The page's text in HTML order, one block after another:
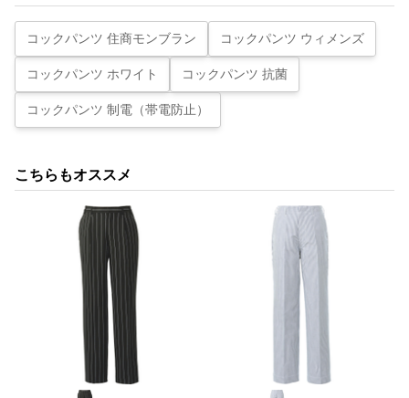
コックパンツ 住商モンブラン コックパンツ ウィメンズ
コックパンツ ホワイト コックパンツ 抗菌
コックパンツ 制電（帯電防止）
こちらもオススメ